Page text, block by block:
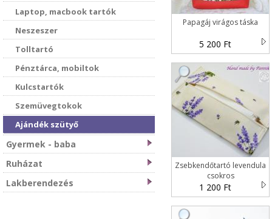
Laptop, macbook tartók
Neszeszer
Tolltartó
Pénztárca, mobiltok
Kulcstartók
Szemüvegtokok
Ajándék szütyő
Gyermek - baba
Ruházat
Lakberendezés
Papagáj virágos táska
5 200 Ft
Zsebkendőtartó levendula
csokros
1 200 Ft